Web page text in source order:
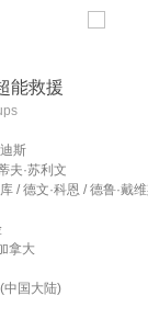
能救援
斯
夫·苏利文
/ 德文·科恩 / 德鲁·戴
拿大
中国大陆)